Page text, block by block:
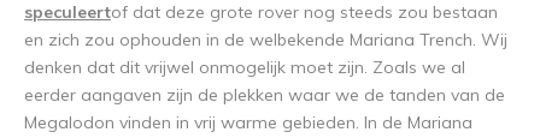
speculeertof dat deze grote rover nog steeds zou bestaan
en zich zou ophouden in de welbekende Mariana Trench. Wij
denken dat dit vrijwel onmogelijk moet zijn. Zoals we al
eerder aangaven zijn de plekken waar we de tanden van de
Megalodon vinden in vrij warme gebieden. In de Mariana